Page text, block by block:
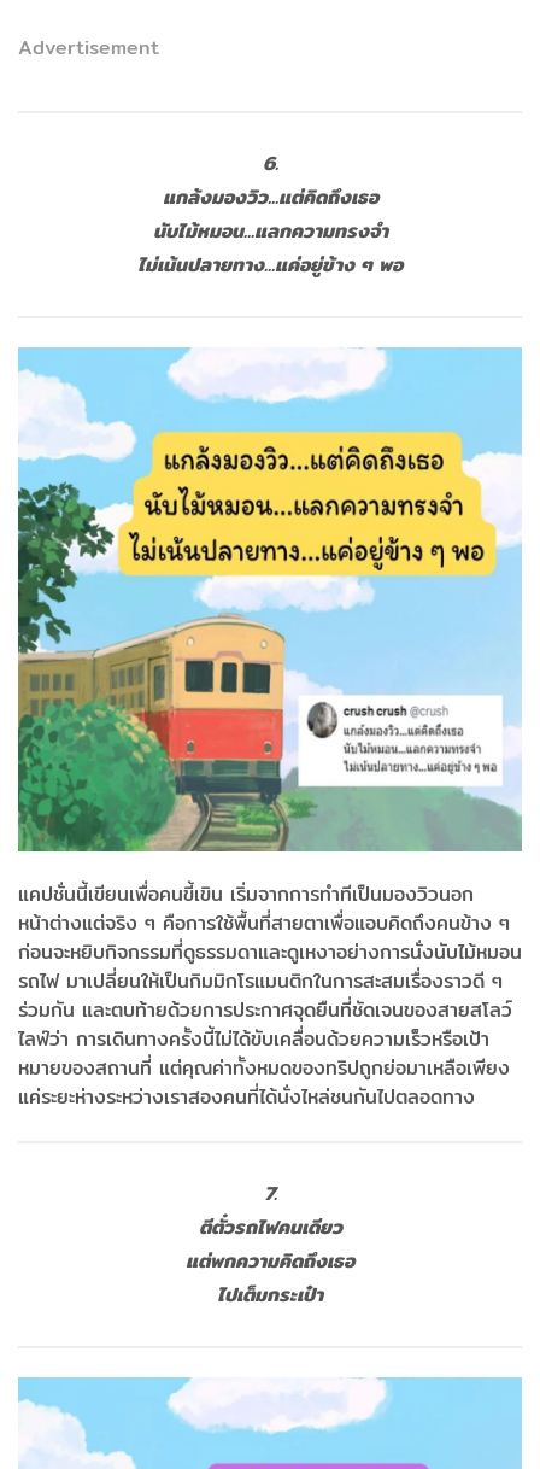
Advertisement
6.
แกล้งมองวิว...แต่คิดถึงเธอ
นับไม้หมอน...แลกความทรงจำ
ไม่เน้นปลายทาง...แค่อยู่ข้าง ๆ พอ
แคปชั่นนี้เขียนเพื่อคนขี้เขิน เริ่มจากการทำทีเป็นมองวิวนอก
หน้าต่างแต่จริง ๆ คือการใช้พื้นที่สายตาเพื่อแอบคิดถึงคนข้าง ๆ
ก่อนจะหยิบกิจกรรมที่ดูธรรมดาและดูเหงาอย่างการนั่งนับไม้หมอน
รถไฟ มาเปลี่ยนให้เป็นกิมมิกโรแมนติกในการสะสมเรื่องราวดี ๆ
ร่วมกัน และตบท้ายด้วยการประกาศจุดยืนที่ชัดเจนของสายสโลว์
ไลฟ์ว่า การเดินทางครั้งนี้ไม่ได้ขับเคลื่อนด้วยความเร็วหรือเป้า
หมายของสถานที่ แต่คุณค่าทั้งหมดของทริปถูกย่อมาเหลือเพียง
แค่ระยะห่างระหว่างเราสองคนที่ได้นั่งไหล่ชนกันไปตลอดทาง
7.
ตีตั๋วรถไฟคนเดียว
แต่พกความคิดถึงเธอ
ไปเต็มกระเป๋า